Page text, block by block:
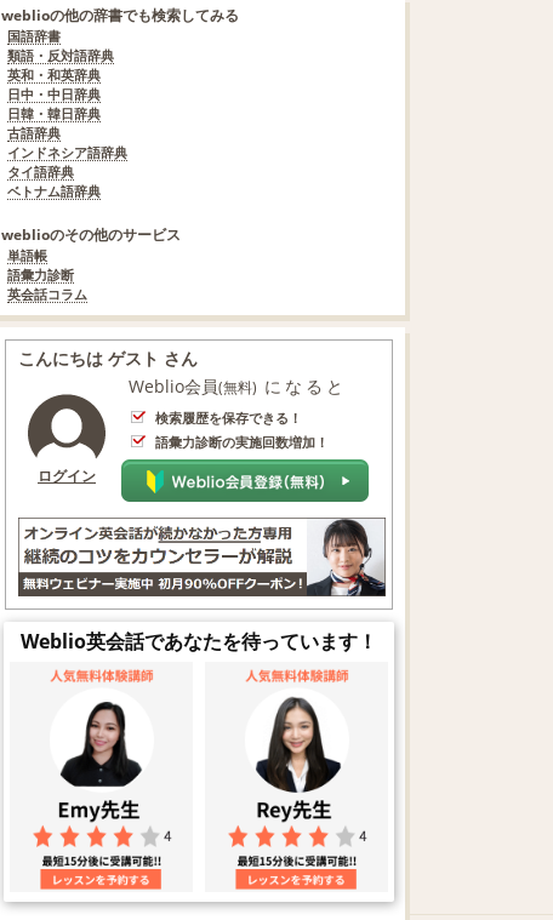
weblioの他の辞書でも検索してみる
国語辞書
類語・反対語辞典
英和・和英辞典
日中・中日辞典
日韓・韓日辞典
古語辞典
インドネシア語辞典
タイ語辞典
ベトナム語辞典
weblioのその他のサービス
単語帳
語彙力診断
英会話コラム
こんにちは ゲスト さん
ログイン
Weblio会員(無料) になると
検索履歴を保存できる！
語彙力診断の実施回数増加！
Weblio英会話であなたを待っています！